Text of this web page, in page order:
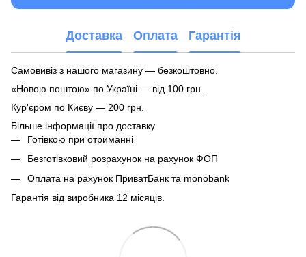
Доставка Оплата Гарантія
Самовивіз з нашого магазину — безкоштовно.
«Новою поштою» по Україні — від 100 грн.
Кур'єром по Києву — 200 грн.
Більше інформації про доставку
Готівкою при отриманні
Безготівковий розрахунок на рахунок ФОП
Оплата на рахунок ПриватБанк та monobank
Гарантія від виробника 12 місяців.